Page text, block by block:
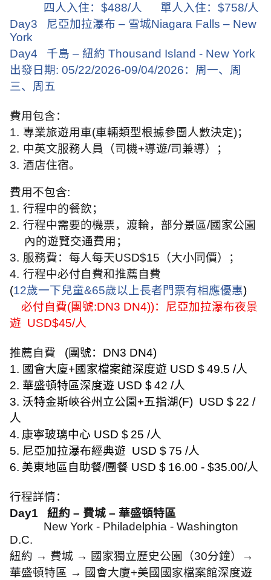
四人入住： $488/人 單人入住： $758/人
Day3
尼亞加拉瀑布 – 雪城Niagara Falls – New
York
Day4
千島 – 紐約 Thousand Island - New York
出發日期: 05/22/2026-09/04/2026：周一、周
三、周五
費用包含：
1. 專業旅遊用車(車輛類型根據參團人數決定)；
2. 中英文服務人員（司機+導遊/司兼導）；
3. 酒店住宿。
費用不包含:
1. 行程中的餐飲；
2. 行程中需要的機票，渡輪，部分景區/國家公園
內的遊覽交通費用；
3. 服務費：每人每天USD$15 （大小同價）；
4. 行程中必付自費和推薦自費
(12歲一下兒童&65歲以上長者門票有相應優惠)
必付自費(團號:DN3 DN4))：尼亞加拉瀑布夜景
遊 USD$45/人
推薦自費 (團號： DN3 DN4)
1. 國會大廈+國家檔案館深度遊 USD $49.5 /人
2. 華盛頓特區深度遊 USD $42 /人
3. 沃特金斯峽谷州立公園+五指湖(F) USD $ 22 /
人
4. 康寧玻璃中心 USD $ 25 /人
5. 尼亞加拉瀑布經典遊 USD $ 75 /人
6. 美東地區自助餐/團餐 USD $ 16.00 - $35.00/人
行程詳情：
Day1 紐約 – 費城 – 華盛頓特區
New York - Philadelphia - Washington
D.C.
紐約 → 費城 → 國家獨立歷史公園（30分鐘）
→
華盛頓特區 → 國會大廈+美國國家檔案館深度遊